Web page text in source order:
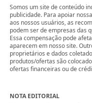
Somos um site de conteúdo
publicidade. Para apoiar
aos nossos usuários, as
podem ser de empresas das
Essa compensação pode
aparecem em nosso site.
proprietários e dados
produtos/ofertas são
ofertas financeiras ou de
NOTA EDITORIAL